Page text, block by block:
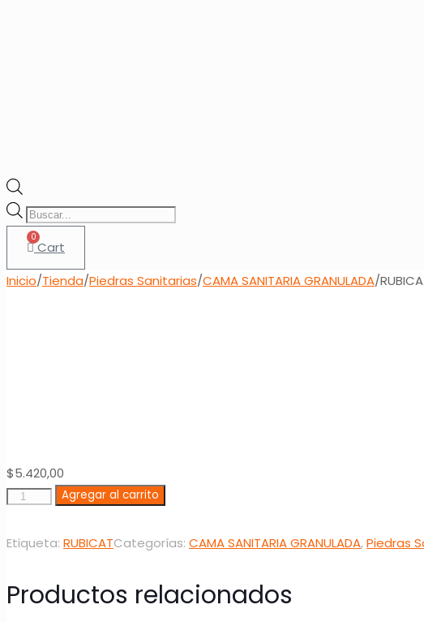
Products
search
0
Cart
Inicio/Tienda/Piedras Sanitarias/CAMA SANITARIA GRANULADA/
$5.420,00
RUBICAT
BLANCA)
3,8
KG
Agregar al carrito
Etiqueta: RUBICATCategorías: CAMA SANITARIA GRANULADA,Piedras
Productos relacionados